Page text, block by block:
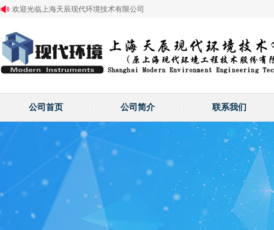
欢迎光临上海天辰现代环境技术有限公司
公司首页 公司简介 联系我们